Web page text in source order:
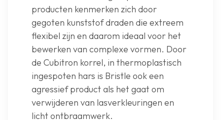
producten kenmerken zich door
gegoten kunststof draden die extreem
flexibel zijn en daarom ideaal voor het
bewerken van complexe vormen. Door
de Cubitron korrel, in thermoplastisch
ingespoten hars is Bristle ook een
agressief product als het gaat om
verwijderen van lasverkleuringen en
licht ontbraamwerk.